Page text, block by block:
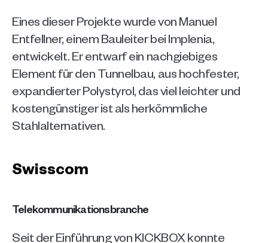
Eines dieser Projekte wurde von Manuel
Entfellner, einem Bauleiter bei Implenia,
entwickelt. Er entwarf ein nachgiebiges
Element für den Tunnelbau, aus hochfester,
expandierter Polystyrol, das viel leichter und
kostengünstiger ist als herkömmliche
Stahlalternativen.
Swisscom
Telekommunikationsbranche
Seit der Einführung von KICKBOX konnte